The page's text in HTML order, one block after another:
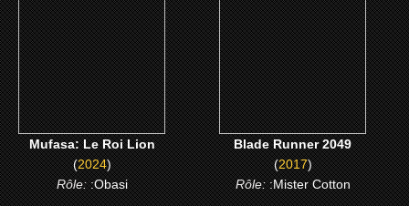
CLICK ME
Mufasa: Le Roi Lion
(2024)
Rôle::Obasi
CLICK ME
Blade Runner 2049
(2017)
Rôle::Mister Cotton